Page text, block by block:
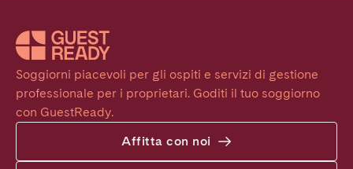
Soggiorni piacevoli per gli ospiti e servizi di gestione
professionale per i proprietari. Goditi il tuo soggiorno
con GuestReady.
Affitta con noi